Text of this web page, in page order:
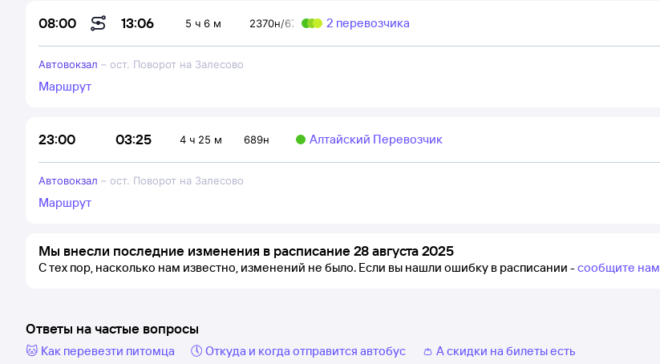
08:00 13:06 5 ч 6 м 2370н/671н 2 перевозчика
Автовокзал – ост. Поворот на Залесово
Маршрут
23:00 03:25 4 ч 25 м 689н Алтайский Перевозчик
Автовокзал – ост. Поворот на Залесово
Маршрут
Мы внесли последние изменения в расписание 28 августа 2025
С тех пор, насколько нам известно, изменений не было. Если вы нашли ошибку в расписании -сообщите нам
Ответы на частые вопросы
🐱 Как перевезти питомца 🕔 Откуда и когда отправится автобус
👛 А скидки на билеты есть